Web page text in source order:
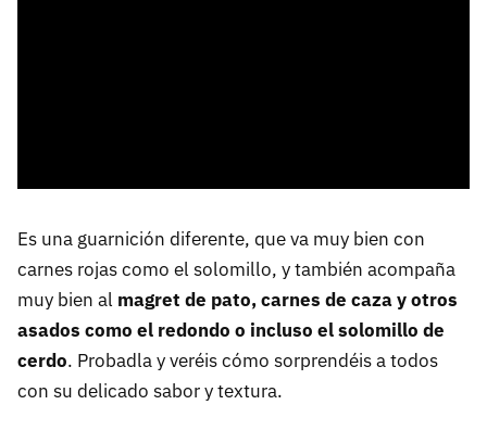
Es una guarnición diferente, que va muy bien con
carnes rojas como el solomillo, y también acompaña
muy bien al magret de pato, carnes de caza y otros
asados como el redondo o incluso el solomillo de
cerdo. Probadla y veréis cómo sorprendéis a todos
con su delicado sabor y textura.